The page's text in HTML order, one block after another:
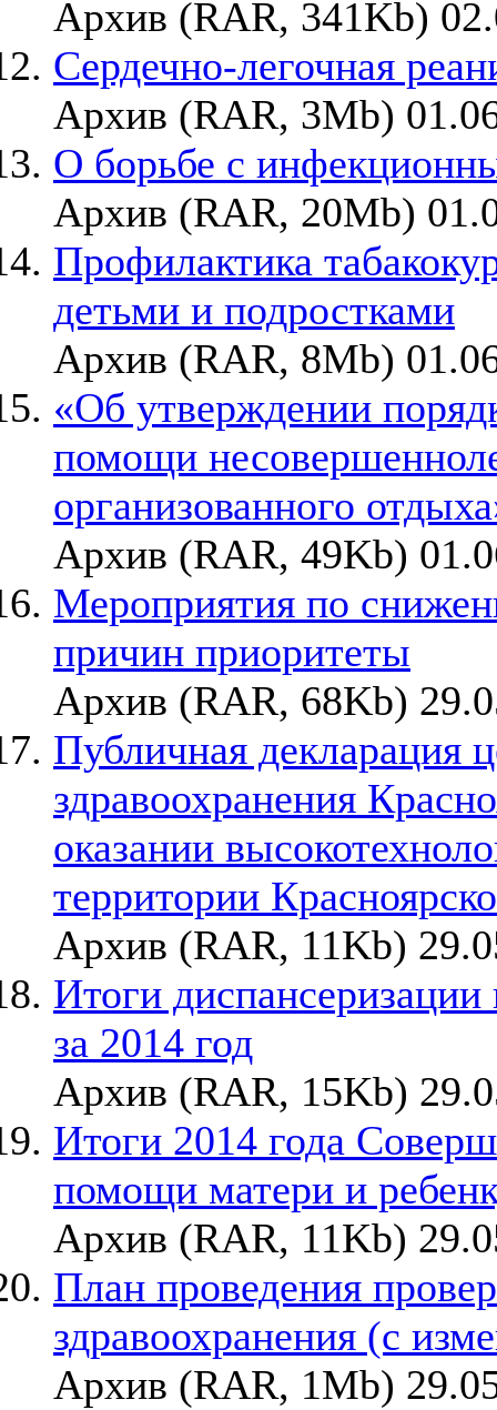
Архив (RAR, 341Kb)
Сердечно-легочная
Архив (RAR, 3Mb)
О борьбе с
Архив (RAR, 20Mb)
Профилактика
детьми и подростками
Архив (RAR, 8Mb)
«Об утверждении
помощи
организованного
Архив (RAR, 49Kb)
Мероприятия по
причин приоритеты
Архив (RAR, 68Kb)
Публичная декларация
здравоохранения
оказании
территории
Архив (RAR, 11Kb)
Итоги диспансеризации
за 2014 год
Архив (RAR, 15Kb)
Итоги 2014 года
помощи матери и
Архив (RAR, 11Kb)
План проведения
здравоохранения (с
Архив (RAR, 1Mb)